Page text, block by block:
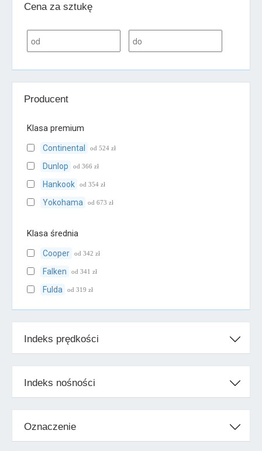
Cena za sztukę
Producent
Klasa premium
Continental od 524 zł
Dunlop od 366 zł
Hankook od 354 zł
Yokohama od 673 zł
Klasa średnia
Cooper od 342 zł
Falken od 341 zł
Fulda od 319 zł
Kumho
Vredestein od 365 zł
Maxxis
Nexen
Petlas od 494 zł
Indeks prędkości
Indeks nośności
Oznaczenie